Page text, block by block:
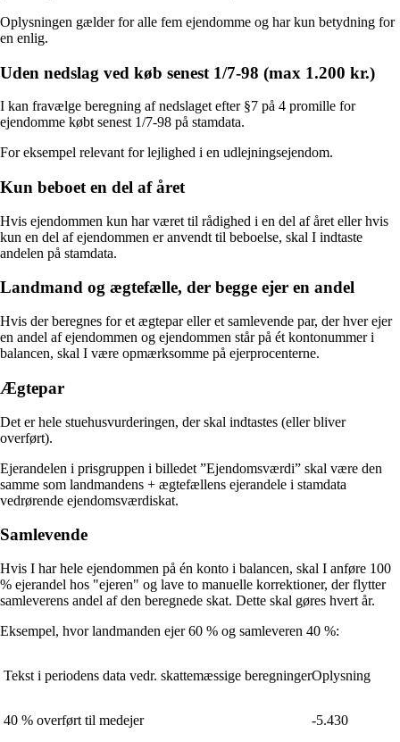
Oplysningen gælder for alle fem ejendomme og har kun betydning for
en enlig.
Uden nedslag ved køb senest 1/7-98 (max 1.200 kr.)
I kan fravælge beregning af nedslaget efter §7 på 4 promille for
ejendomme købt senest 1/7-98 på stamdata.
For eksempel relevant for lejlighed i en udlejningsejendom.
Kun beboet en del af året
Hvis ejendommen kun har været til rådighed i en del af året eller hvis
kun en del af ejendommen er anvendt til beboelse, skal I indtaste
andelen på stamdata.
Landmand og ægtefælle, der begge ejer en andel
Hvis der beregnes for et ægtepar eller et samlevende par, der hver ejer
en andel af ejendommen og ejendommen står på ét kontonummer i
balancen, skal I være opmærksomme på ejerprocenterne.
Ægtepar
Det er hele stuehusvurderingen, der skal indtastes (eller bliver
overført).
Ejerandelen i prisgruppen i billedet ”Ejendomsværdi” skal være den
samme som landmandens + ægtefællens ejerandele i stamdata
vedrørende ejendomsværdiskat.
Samlevende
Hvis I har hele ejendommen på én konto i balancen, skal I anføre 100
% ejerandel hos "ejeren" og lave to manuelle korrektioner, der flytter
samleverens andel af den beregnede skat. Dette skal gøres hvert år.
Eksempel, hvor landmanden ejer 60 % og samleveren 40 %:
Tekst i periodens data vedr. skattemæssige beregningerOplysning
40 % overført til medejer -5.430